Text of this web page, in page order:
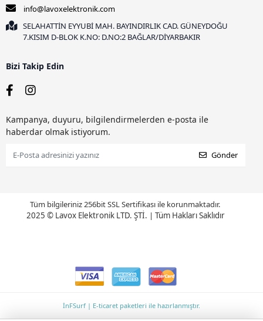
info@lavoxelektronik.com
SELAHATTİN EYYUBİ MAH. BAYINDIRLIK CAD. GÜNEYDOĞU
7.KISIM D-BLOK K.NO: D.NO:2 BAĞLAR/DİYARBAKIR
Bizi Takip Edin
Kampanya, duyuru, bilgilendirmelerden e-posta ile
haberdar olmak istiyorum.
Gönder
Tüm bilgileriniz 256bit SSL Sertifikası ile korunmaktadır.
2025 © Lavox Elektronik LTD. ŞTİ. | Tüm Hakları Saklıdır
İnFSurf | E-ticaret paketleri ile hazırlanmıştır.